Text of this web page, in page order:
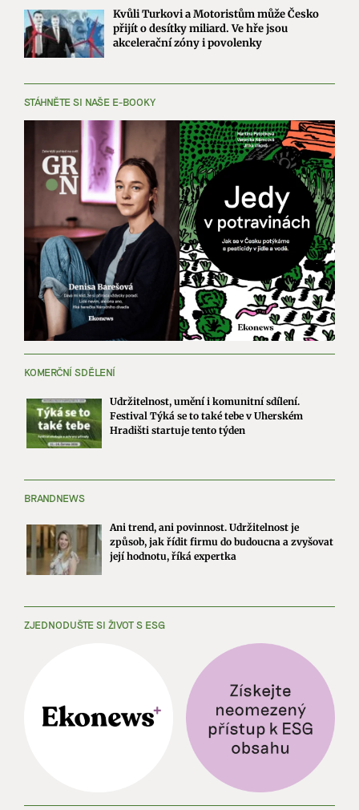
Kvůli Turkovi a Motoristům může Česko
přijít o desítky miliard. Ve hře jsou
akcelerační zóny i povolenky
STÁHNĚTE SI NAŠE E-BOOKY
KOMERČNÍ SDĚLENÍ
Udržitelnost, umění i komunitní sdílení.
Festival Týká se to také tebe v Uherském
Hradišti startuje tento týden
BRANDNEWS
Ani trend, ani povinnost. Udržitelnost je
způsob, jak řídit firmu do budoucna a zvyšovat
její hodnotu, říká expertka
ZJEDNODUŠTE SI ŽIVOT S ESG